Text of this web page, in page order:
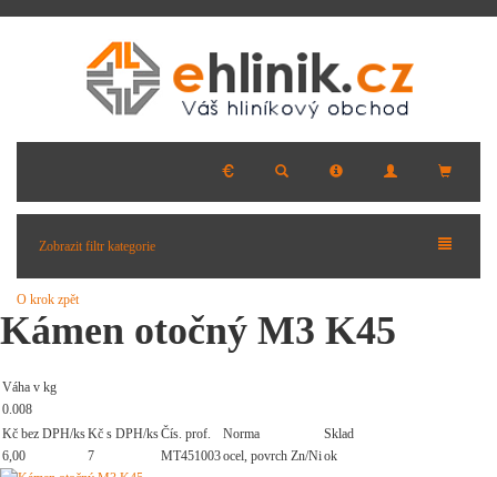
Zobrazit filtr kategorie
O krok zpět
Kámen otočný M3 K45
Váha v kg
0.008
Kč bez DPH/ksKč s DPH/ksČís. prof. Norma
Sklad
6,00
7 MT451003ocel, povrch Zn/Niok